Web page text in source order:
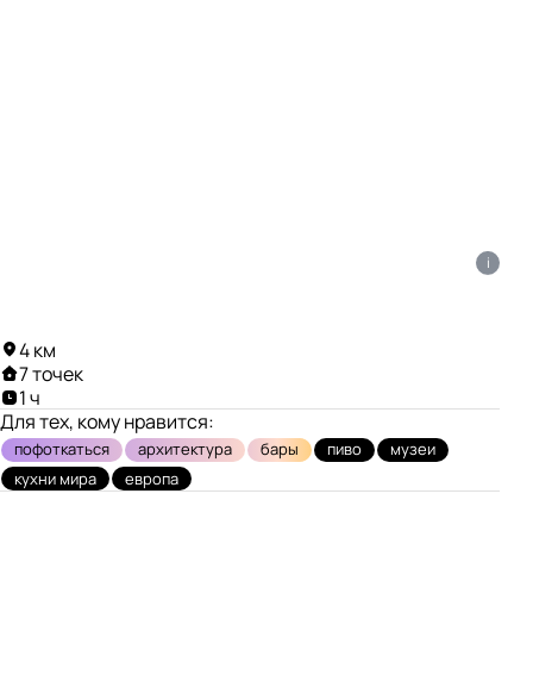
i
4 км
7 точек
1 ч
Для тех, кому нравится:
пофоткаться архитектура бары пиво
музеи
кухни мира
европа